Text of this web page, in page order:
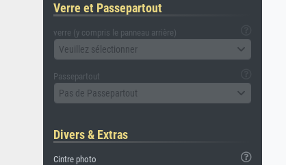
Verre et Passepartout
verre (y compris le panneau arrière)
Veuillez sélectionner
Passepartout
Pas de Passepartout
Divers & Extras
Cintre photo